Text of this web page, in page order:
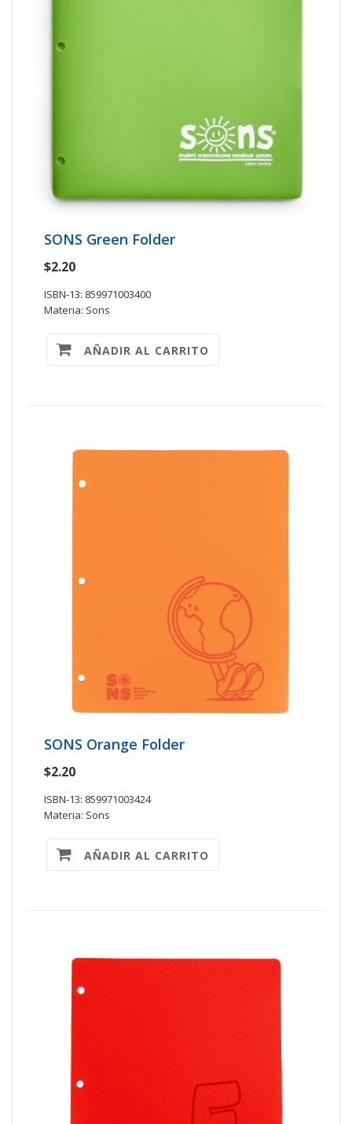
SONS Green Folder
$2.20
ISBN-13: 859971003400
Materia: Sons
AÑADIR AL CARRITO
SONS Orange Folder
$2.20
ISBN-13: 859971003424
Materia: Sons
AÑADIR AL CARRITO